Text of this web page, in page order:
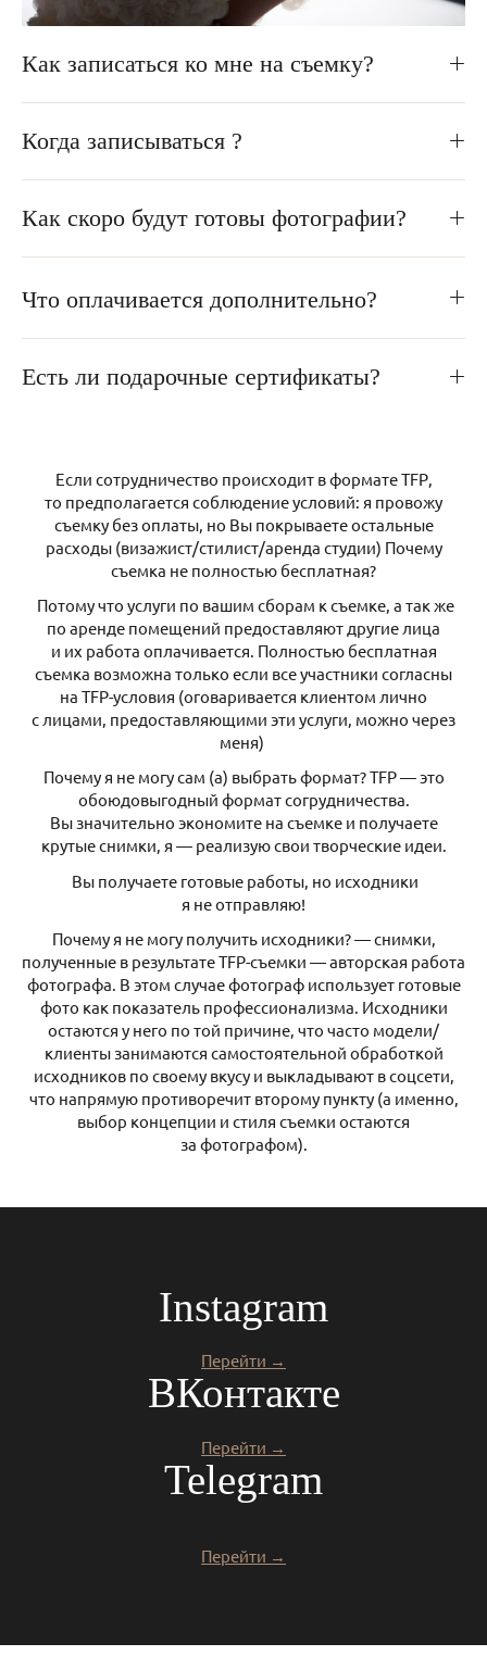
Как записаться ко мне на съемку?
Когда записываться ?
Как скоро будут готовы фотографии?
Что оплачивается дополнительно?
Есть ли подарочные сертификаты?
Если сотрудничество происходит в формате ТFР,
то предполагается соблюдение условий: я провожу
съемку без оплаты, но Вы покрываете остальные
расходы (визажист/стилист/аренда студии) Почему
съемка не полностью бесплатная?
Потому что услуги по вашим сборам к съемке, а так же
по аренде помещений предоставляют другие лица
и их работа оплачивается. Полностью бесплатная
съемка возможна только если все участники согласны
на ТFР-условия (оговаривается клиентом лично
с лицами, предоставляющими эти услуги, можно через
меня)
Почему я не могу сам (а) выбрать формат? ТFР — это
обоюдовыгодный формат согрудничества.
Вы значительно экономите на съемке и получаете
крутые снимки, я — реализую свои творческие идеи.
Вы получаете готовые работы, но исходники
я не отправляю!
Почему я не могу получить исходники? — снимки,
полученные в результате ТFР-съемки — авторская работа
фотографа. В этом случае фотограф использует готовые
фото как показатель профессионализма. Исходники
остаются у него по той причине, что часто модели/
клиенты занимаются самостоятельной обработкой
исходников по своему вкусу и выкладывают в соцсети,
что напрямую противоречит второму пункту (а именно,
выбор концепции и стиля съемки остаются
за фотографом).
Instagram
Перейти →
ВКонтакте
Перейти →
Telegram
Перейти →